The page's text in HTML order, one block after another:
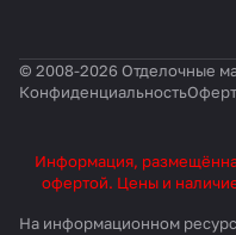
© 2008-2026 Отделочные
Конфиденциальность
Информация,
офертой. Цены и
На информационном